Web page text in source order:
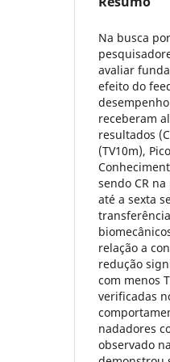
Na busca
avaliar
efeito do
receberam
resultados
(TV10m),
sendo CR
até a sexta
relação a
redução
com menos
verificadas
nadadores
observado